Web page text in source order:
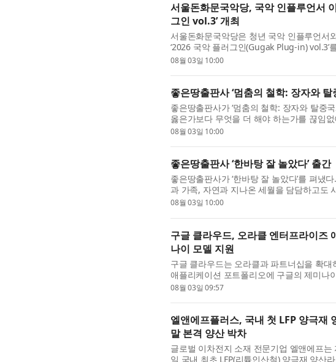
서울돈화문국악당, 국악 인플루언서
그인 vol.3’ 개최
서울돈화문국악당은 청년 국악 인플루언서
‘2026 국악 플러그인(Gugak Plug-in)
인은 청년 국악 예술가와의 협업을 통해 국악
08월 03일 10:00
좋은땅출판사 ‘멈춤의 철학: 장자와 탈
좋은땅출판사가 ‘멈춤의 철학: 장자와 탈중
옳은가보다 무엇을 더 해야 하는가를 끊임
빠르게 판단하고, 더 많이 행동하며, 더 효율
08월 03일 10:00
좋은땅출판사 ‘한바탕 잘 놀았다’ 출간
좋은땅출판사가 ‘한바탕 잘 놀았다’를 펴냈
과 가족, 자연과 지나온 세월을 담담하고도
지난 자전적 에세이 ‘꿈의 비행’에 이어 선보이
08월 03일 10:00
구글 클라우드, 오라클 엔터프라이즈
나이 모델 지원
구글 클라우드는 오라클과 파트너십을 확
애플리케이션 포트폴리오에 구글의 제미나
양사는 기존에도 오라클 클라우드 인프라스
08월 03일 09:57
엘앤에프플러스, 국내 첫 LFP 양극재
말 본격 양산 박차
글로벌 이차전지 소재 전문기업 엘앤에프
일 국내 최초 LFP(리튬인산철) 양극재 양산